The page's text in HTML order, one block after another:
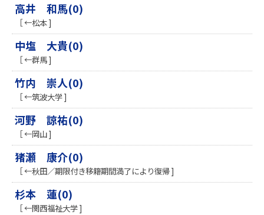
高井 和馬(0)
［ ←松本 ]
中塩 大貴(0)
［ ←群馬 ]
竹内 崇人(0)
［ ←筑波大学 ]
河野 諒祐(0)
［ ←岡山 ]
猪瀬 康介(0)
［ ←秋田／期限付き移籍期間満了により復帰 ]
杉本 蓮(0)
［ ←関西福祉大学 ]